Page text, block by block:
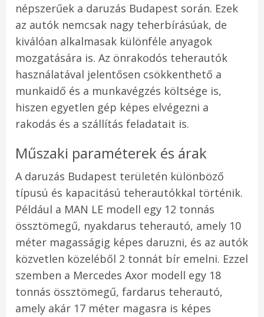
népszerűek a daruzás Budapest során. Ezek
az autók nemcsak nagy teherbírásúak, de
kiválóan alkalmasak különféle anyagok
mozgatására is. Az önrakodós teherautók
használatával jelentősen csökkenthető a
munkaidő és a munkavégzés költsége is,
hiszen egyetlen gép képes elvégezni a
rakodás és a szállítás feladatait is.
Műszaki paraméterek és árak
A daruzás Budapest területén különböző
típusú és kapacitású teherautókkal történik.
Például a MAN LE modell egy 12 tonnás
össztömegű, nyakdarus teherautó, amely 10
méter magasságig képes daruzni, és az autók
közvetlen közeléből 2 tonnát bír emelni. Ezzel
szemben a Mercedes Axor modell egy 18
tonnás össztömegű, fardarus teherautó,
amely akár 17 méter magasra is képes